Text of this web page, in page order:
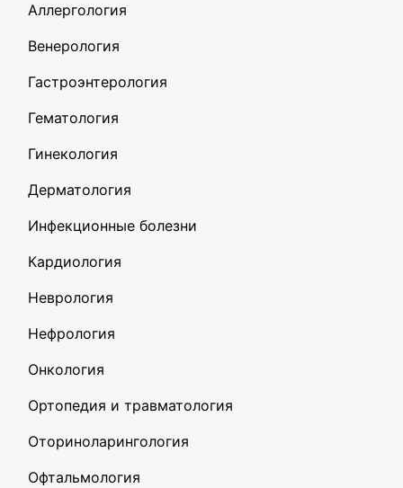
Аллергология
Венерология
Гастроэнтерология
Гематология
Гинекология
Дерматология
Инфекционные болезни
Кардиология
Неврология
Нефрология
Онкология
Ортопедия и травматология
Оториноларингология
Офтальмология